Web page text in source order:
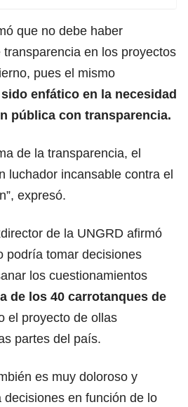
que no debe haber
en los proyectos
pues el mismo
enfático en la necesidad
pública con transparencia.
de la transparencia, el
luchador incansable contra el
expresó.
de la UNGRD afirmó
podría tomar decisiones
los cuestionamientos
de los 40 carrotanques de
el proyecto de ollas
partes del país.
es muy doloroso y
en función de lo